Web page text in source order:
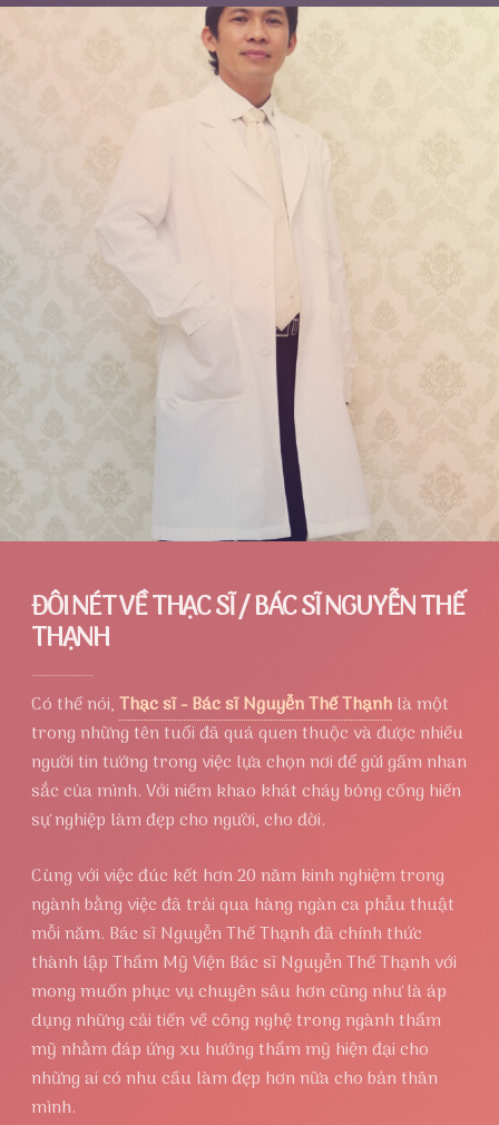
ĐÔI NÉT VỀ THẠC SĨ / BÁC SĨ NGUYỄN THẾ
THẠNH
Có thể nói,Thạc sĩ - Bác sĩ Nguyễn Thế Thạnhlà một
trong những tên tuổi đã quá quen thuộc và được nhiều
người tin tưởng trong việc lựa chọn nơi để gửi gấm nhan
sắc của mình. Với niềm khao khát cháy bỏng cống hiến
sự nghiệp làm đẹp cho người, cho đời.
Cùng với việc đúc kết hơn 20 năm kinh nghiệm trong
ngành bằng việc đã trải qua hàng ngàn ca phẫu thuật
mỗi năm. Bác sĩ Nguyễn Thế Thạnh đã chính thức
thành lập Thẩm Mỹ Viện Bác sĩ Nguyễn Thế Thạnh với
mong muốn phục vụ chuyên sâu hơn cũng như là áp
dụng những cải tiến về công nghệ trong ngành thẩm
mỹ nhằm đáp ứng xu hướng thẩm mỹ hiện đại cho
những ai có nhu cầu làm đẹp hơn nữa cho bản thân
mình.